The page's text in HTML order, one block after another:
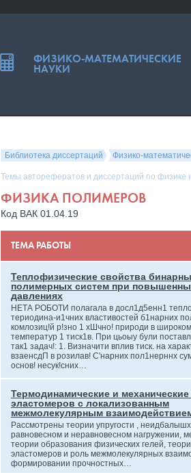
Библиотека диссертаций Физико-
Темы авторефератов и диссертаций по физике
ФИЗИКА ПОЛИМЕРОВ
Код ВАК 01.04.19
ТЕМА РАБОТЫ
Теплофизические свойства
полимерных систем при
давлениях
НЕТА РОБОТИ полагала в досл1д5енн1
териодина-и1чних властивостей б1нарних
комлозиц!й р!зно 1 хШчно! природи в
температур 1 тиск1в. При цьоыу були
так1 задач!: 1. Визначити вплив тиск. на
взаенсдП в розилав! С'нарних пол1нерннх
основ! несук!сних…
Термодинамические и
эластомеров с локализованным
межмолекулярным
Рассмотрены теории упругости ,
равновесном и неравновесном нагружении,
теории образования физических гелей,
эластомеров и роль межмолекулярных
формировании прочностных…
ФИЗИКО-МАТЕМАТИЧЕСКИЕ
НАУКИ